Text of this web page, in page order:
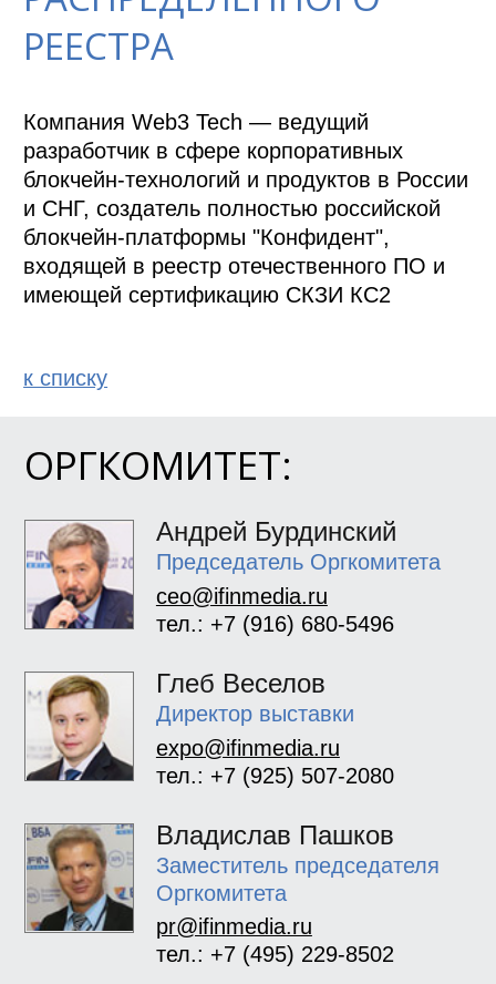
ОРГКОМИТЕТ:
Андрей Бурдинский
Председатель Оргкомитета
ceo@ifinmedia.ru
тел.: +7 (916) 680-5496
Глеб Веселов
Директор выставки
expo@ifinmedia.ru
тел.: +7 (925) 507-2080
Владислав Пашков
Заместитель председателя
Оргкомитета
pr@ifinmedia.ru
тел.: +7 (495) 229-8502
РЕЕСТРА
Компания Web3 Tech — ведущий
разработчик в сфере корпоративных
блокчейн-технологий и продуктов в России
и СНГ, создатель полностью российской
блокчейн-платформы "Конфидент",
входящей в реестр отечественного ПО и
имеющей сертификацию СКЗИ КС2
к спиcку